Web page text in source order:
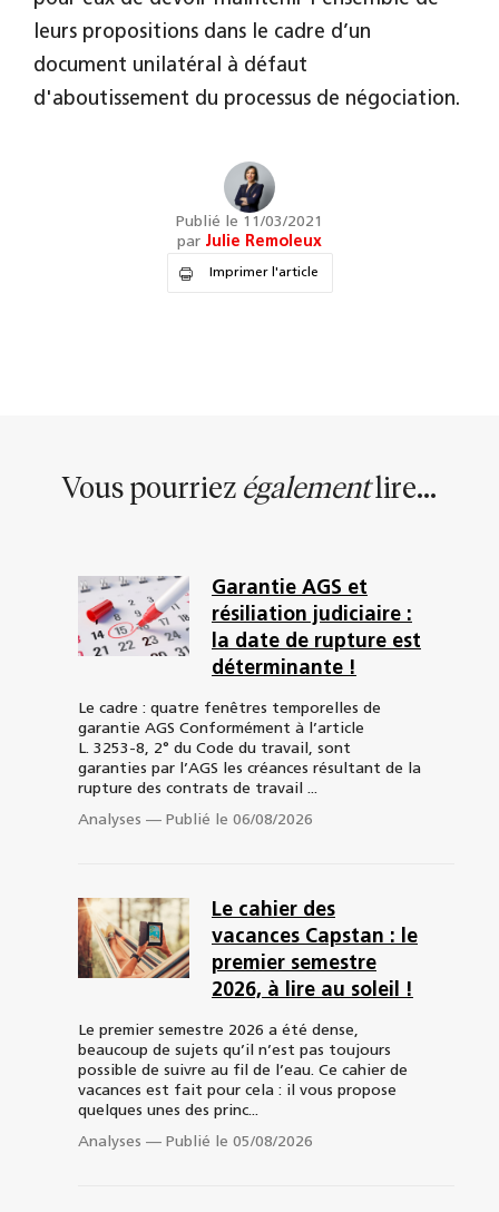
leurs propositions dans le cadre d’un
document unilatéral à défaut
d'aboutissement du processus de négociation.
Publié le 11/03/2021
par Julie Remoleux
Imprimer l'article
Vous pourriez égalementlire...
Garantie AGS et
résiliation judiciaire :
la date de rupture est
déterminante !
Le cadre : quatre fenêtres temporelles de
garantie AGS Conformément à l’article
L. 3253-8, 2° du Code du travail, sont
garanties par l’AGS les créances résultant de la
rupture des contrats de travail ...
Analyses — Publié le 06/08/2026
Le cahier des
vacances Capstan : le
premier semestre
2026, à lire au soleil !
Le premier semestre 2026 a été dense,
beaucoup de sujets qu’il n’est pas toujours
possible de suivre au fil de l’eau. Ce cahier de
vacances est fait pour cela : il vous propose
quelques unes des princ...
Analyses — Publié le 05/08/2026